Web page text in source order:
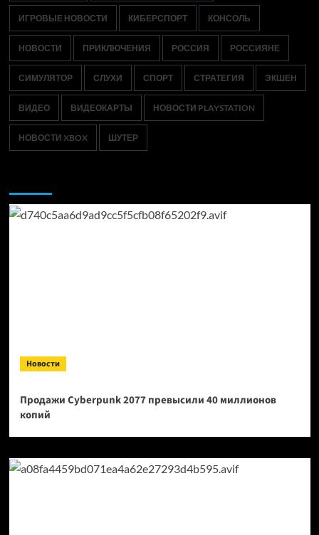
ИГРОВЫЕ НОВОСТИ КИБЕРСПОРТ КОНСОЛЬ
НОВОСТИ ПРИКЛЮЧЕНИЯ РОССИЯ РОССИЯНЕ
СИМУЛЯТОР СЛУХИ СПОРТ СТРАТЕГИЯ ЭКШЕН
ВИДЕО ВИДЕОКАРТЫ НОВОСТИ PLAYSTATION
НОВОСТИ XBOX ШУТЕР
Новости
Продажи Cyberpunk 2077 превысили 40 миллионов
копий